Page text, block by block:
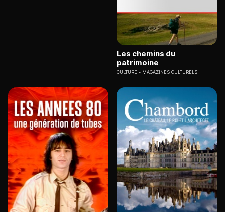
Les chemins du
patrimoine
CULTURE MAGAZINES CULTURELS